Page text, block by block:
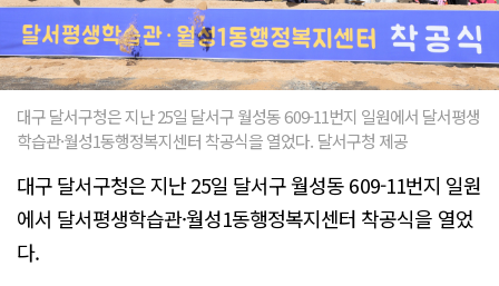
대구 달서구청은 지난 25일 달서구 월성동 609-11번지 일원에서 달서평생
학습관·월성1동행정복지센터 착공식을 열었다. 달서구청 제공
대구 달서구청은 지난 25일 달서구 월성동 609-11번지 일원
에서 달서평생학습관·월성1동행정복지센터 착공식을 열었
다.